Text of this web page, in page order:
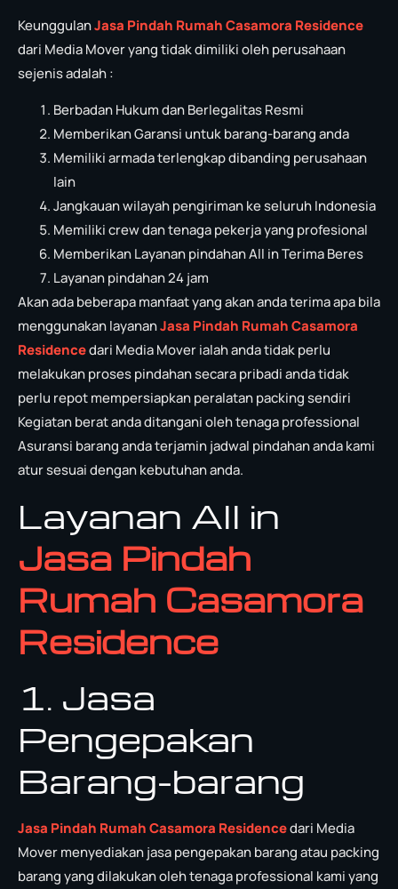
KeunggulanJasa Pindah Rumah Casamora Residence
dari Media Mover yang tidak dimiliki oleh perusahaan
sejenis adalah :
Berbadan Hukum dan Berlegalitas Resmi
Memberikan Garansi untuk barang-barang anda
Memiliki armada terlengkap dibanding perusahaan
lain
Jangkauan wilayah pengiriman ke seluruh Indonesia
Memiliki crew dan tenaga pekerja yang profesional
Memberikan Layanan pindahan All in Terima Beres
Layanan pindahan 24 jam
Akan ada beberapa manfaat yang akan anda terima apa bila
menggunakan layananJasa Pindah Rumah Casamora
Residencedari Media Mover ialah anda tidak perlu
melakukan proses pindahan secara pribadi anda tidak
perlu repot mempersiapkan peralatan packing sendiri
Kegiatan berat anda ditangani oleh tenaga professional
Asuransi barang anda terjamin jadwal pindahan anda kami
atur sesuai dengan kebutuhan anda.
Layanan All in
Jasa Pindah
Rumah Casamora
Residence
1. Jasa
Pengepakan
Barang-barang
Jasa Pindah Rumah Casamora Residencedari Media
Mover menyediakan jasa pengepakan barang atau packing
barang yang dilakukan oleh tenaga professional kami yang